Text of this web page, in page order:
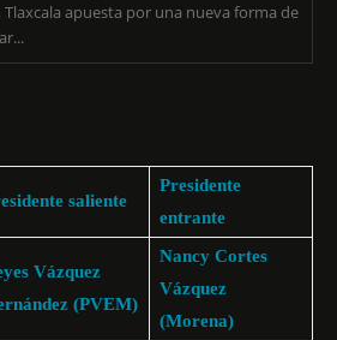
Tlaxcala apuesta por una nueva forma de
saliente
Presidente
entrante
Vázquez
(PVEM)
Nancy Cortes
Vázquez
(Morena)